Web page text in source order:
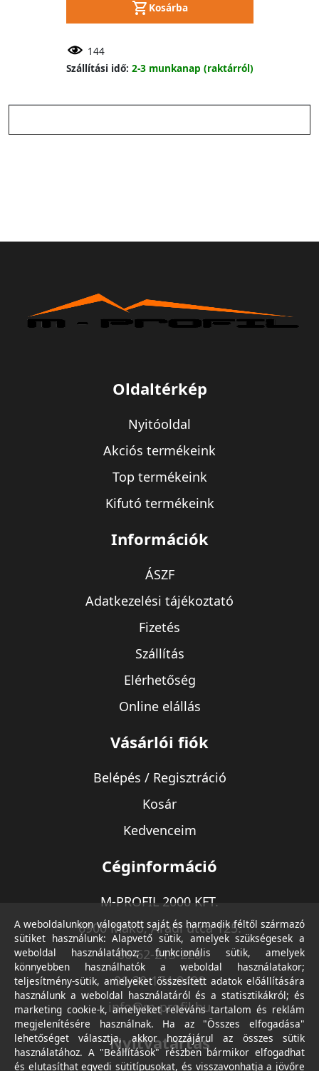
Kosárba
144
Szállítási idő: 2-3 munkanap (raktárról)
Oldaltérkép
Nyitóoldal
Akciós termékeink
Top termékeink
Kifutó termékeink
Információk
ÁSZF
Adatkezelési tájékoztató
Fizetés
Szállítás
Elérhetőség
Online elállás
Vásárlói fiók
Belépés / Regisztráció
Kosár
Kedvenceim
Céginformáció
M-PROFIL 2000 KFT.
6900 Makó, Aradi utca 125.
06-62-213-220
06-30-174-9490
info@m-profil.hu
Nyitvatartás
A weboldalunkon válogatott saját és harmadik féltől származó
sütiket használunk: Alapvető sütik, amelyek szükségesek a
weboldal használatához; funkcionális sütik, amelyek
könnyebben használhatók a weboldal használatakor;
teljesítmény-sütik, amelyeket összesített adatok előállítására
használunk a weboldal használatáról és a statisztikákról; és
marketing cookie-k, amelyeket releváns tartalom és reklám
megjelenítésére használnak. Ha az "Összes elfogadása"
lehetőséget választja, akkor hozzájárul az összes sütik
használatához. A "Beállítások" részben bármikor elfogadhat
és elutasíthat egyedi sütitípusokat, és visszavonhatja a jövőre